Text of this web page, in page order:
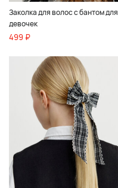
Заколка для волос с бантом для
девочек
499 ₽